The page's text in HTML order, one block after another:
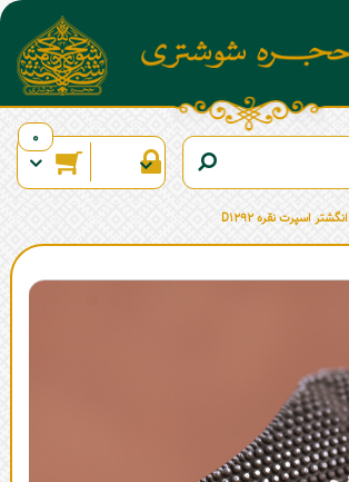
0
انگشتر اسپرت نقره D1292